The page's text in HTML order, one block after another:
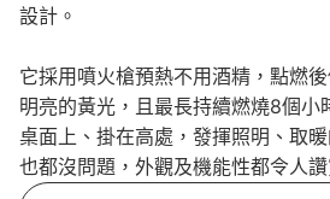
設計。
它採用噴火槍預熱不用酒精，點燃
明亮的黃光，且最長持續燃燒8個小
桌面上、掛在高處，發揮照明、取
也都沒問題，外觀及機能性都令人讚